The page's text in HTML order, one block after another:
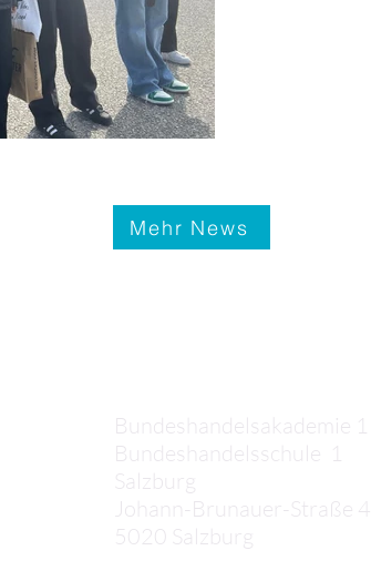
Mehr News
Bundeshandelsakademie 1
Bundeshandelsschule 1
Salzburg
Johann-Brunauer-Straße 4
5020 Salzburg